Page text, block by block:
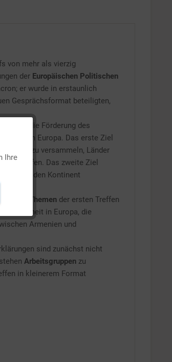
von mehr als vierzig
der Europäischen Politischen
er wurde in erstaunlich
Gesprächsformat beteiligten,
: ● die Förderung des
in Europa. Das erste Ziel
Tisch zu versammeln, Länder
knüpfen. Das zweite Ziel
wahren, den Kontinent
Land.
Themen der ersten Treffen
Sicherheit in Europa, die
Armenien und
sind zunächst nicht
Arbeitsgruppen zu
in kleinerem Format
Ihre